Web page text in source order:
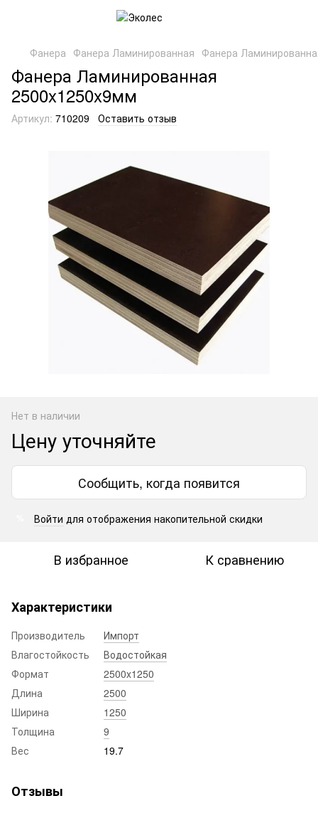
Фанера Фанера Ламинированная Фанера
Фанера Ламинированная
2500x1250x9мм
Артикул: 710209 Оставить отзыв
Нет в наличии
Цену уточняйте
Сообщить, когда появится
Войти для отображения накопительной скидки
В избранное К сравнению
Характеристики
Производитель
Импорт
Влагостойкость
Водостойкая
Формат
2500x1250
Длина
2500
Ширина
1250
Толщина
9
Вес
19.7
Отзывы